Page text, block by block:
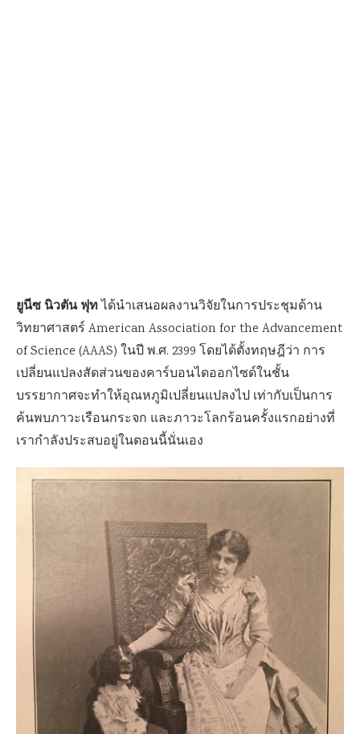
ยูนีซ นิวตัน ฟุทได้นำเสนอผลงานวิจัยในการประชุมด้าน
วิทยาศาสตร์ American Association for the Advancement
of Science (AAAS) ในปี พ.ศ. 2399 โดยได้ตั้งทฤษฎีว่า การ
เปลี่ยนแปลงสัดส่วนของคาร์บอนไดออกไซด์ในชั้น
บรรยากาศจะทำให้อุณหภูมิเปลี่ยนแปลงไป เท่ากับเป็นการ
ค้นพบภาวะเรือนกระจก และภาวะโลกร้อนครั้งแรกอย่างที่
เรากำลังประสบอยู่ในตอนนี้นั่นเอง